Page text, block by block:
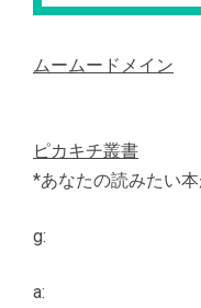
ムームードメイン
ピカキチ叢書
*あなたの読みたい本
g:
a: